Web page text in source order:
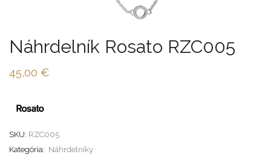
Náhrdelník Rosato RZC005
45,00 €
SKU: RZC005
Kategória: Náhrdelníky